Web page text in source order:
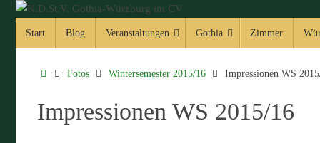
Zum
Inhalt
Start Blog Veranstaltungen Gothia Zimmer
StartFotos Wintersemester 2015/16 Impressionen WS
Impressionen WS 2015/16